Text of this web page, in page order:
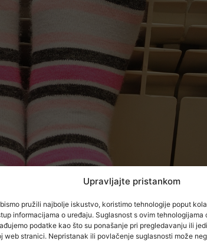
Upravljajte pristankom
pružili najbolje iskustvo, koristimo tehnologije poput
informacijama o uređaju. Suglasnost s ovim tehnologijama
podatke kao što su ponašanje pri pregledavanju ili
web stranici. Nepristanak ili povlačenje suglasnosti može
za grijanje. Photo: Kristina Stedul Fabac/PIXSELL
počinje isporuka toplinske energije